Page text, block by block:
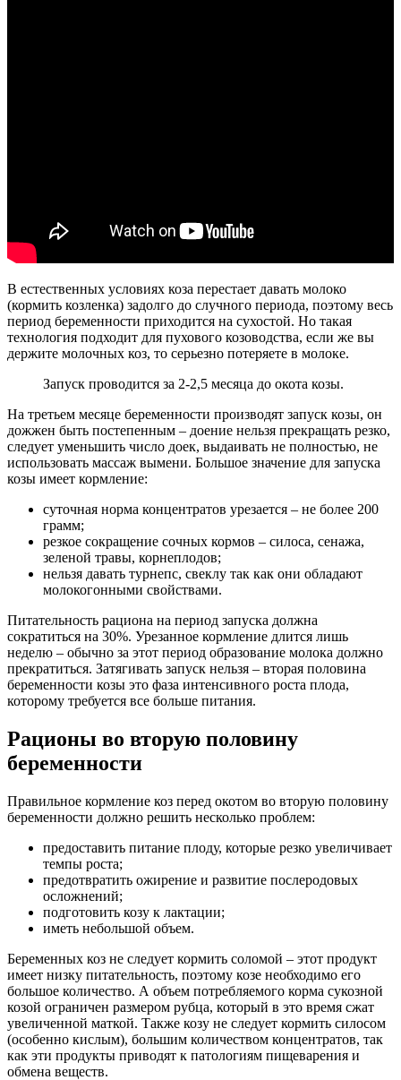
В естественных условиях коза перестает давать молоко
(кормить козленка) задолго до случного периода, поэтому весь
период беременности приходится на сухостой. Но такая
технология подходит для пухового козоводства, если же вы
держите молочных коз, то серьезно потеряете в молоке.
Запуск проводится за 2-2,5 месяца до окота козы.
На третьем месяце беременности производят запуск козы, он
дожжен быть постепенным – доение нельзя прекращать резко,
следует уменьшить число доек, выдаивать не полностью, не
использовать массаж вымени. Большое значение для запуска
козы имеет кормление:
суточная норма концентратов урезается – не более 200
грамм;
резкое сокращение сочных кормов – силоса, сенажа,
зеленой травы, корнеплодов;
нельзя давать турнепс, свеклу так как они обладают
молокогонными свойствами.
Питательность рациона на период запуска должна
сократиться на 30%. Урезанное кормление длится лишь
неделю – обычно за этот период образование молока должно
прекратиться. Затягивать запуск нельзя – вторая половина
беременности козы это фаза интенсивного роста плода,
которому требуется все больше питания.
Рационы во вторую половину
беременности
Правильное кормление коз перед окотом во вторую половину
беременности должно решить несколько проблем:
предоставить питание плоду, которые резко увеличивает
темпы роста;
предотвратить ожирение и развитие послеродовых
осложнений;
подготовить козу к лактации;
иметь небольшой объем.
Беременных коз не следует кормить соломой – этот продукт
имеет низку питательность, поэтому козе необходимо его
большое количество. А объем потребляемого корма сукозной
козой ограничен размером рубца, который в это время сжат
увеличенной маткой. Также козу не следует кормить силосом
(особенно кислым), большим количеством концентратов, так
как эти продукты приводят к патологиям пищеварения и
обмена веществ.